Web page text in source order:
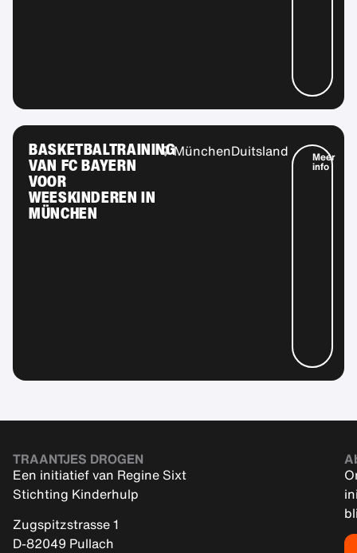
BASKETBALTRAINING
VAN FC BAYERN
VOOR
WEESKINDEREN IN
MÜNCHEN
MünchenDuitsland Meer
info
TRAANTJES DROGEN
Een initiatief van Regine Sixt
Stichting Kinderhulp
Zugspitzstrasse 1
D-82049 Pullach